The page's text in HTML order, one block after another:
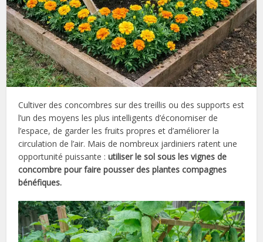
Cultiver des concombres sur des treillis ou des supports est
l’un des moyens les plus intelligents d’économiser de
l’espace, de garder les fruits propres et d’améliorer la
circulation de l’air. Mais de nombreux jardiniers ratent une
opportunité puissante :utiliser le sol sous les vignes de
concombre pour faire pousser des plantes compagnes
bénéfiques.